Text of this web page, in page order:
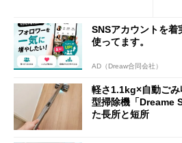
SNSアカウントを着
使ってます。
AD（Dreaw合同会社）
軽さ1.1kg×自動ご
型掃除機「Dreame
た長所と短所